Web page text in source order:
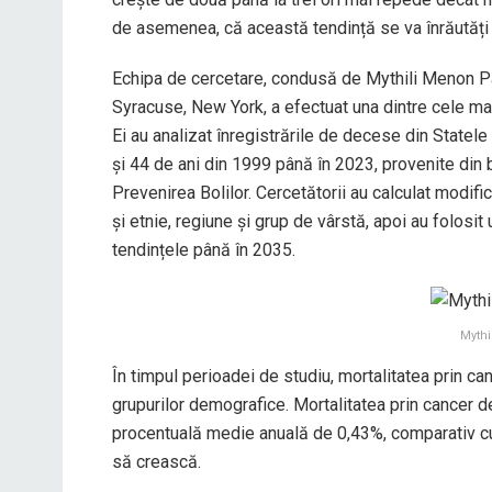
de asemenea, că această tendință se va
Echipa de cercetare, condusă de Mythili Menon
Syracuse, New York, a efectuat una dintre cele
Ei au analizat înregistrările de decese din
și 44 de ani din 1999 până în 2023, provenite din
Prevenirea Bolilor. Cercetătorii au calculat
și etnie, regiune și grup de vârstă, apoi au
tendințele până în 2035.
În timpul perioadei de studiu, mortalitatea prin
grupurilor demografice. Mortalitatea prin cancer
procentuală medie anuală de 0,43%, comparativ
să crească.